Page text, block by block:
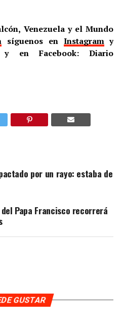
Venezuela y el Mundo
síguenos en Instagramy
y en Facebook: Diario
por un rayo: estaba de
Papa Francisco recorrerá
GUSTAR